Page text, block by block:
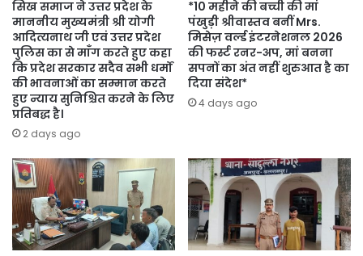
सिख समाज ने उत्तर प्रदेश के
माननीय मुख्यमंत्री श्री योगी
आदित्यनाथ जी एवं उत्तर प्रदेश
पुलिस का से माँग करते हुए कहा
कि प्रदेश सरकार सदैव सभी धर्मों
की भावनाओं का सम्मान करते
हुए न्याय सुनिश्चित करने के लिए
प्रतिबद्ध है।
2 days ago
*10 महीने की बच्ची की मां
पंखुड़ी श्रीवास्तव बनीं Mrs.
मिसेज़ वर्ल्ड इंटरनेशनल 2026
की फर्स्ट रनर-अप, मां बनना
सपनों का अंत नहीं शुरुआत है का
दिया संदेश*
4 days ago